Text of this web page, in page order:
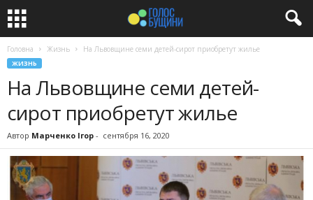
Головна Жизнь На Львовщине семи детей-сирот приобретут жилье
ЖИЗНЬ
На Львовщине семи детей-
сирот приобретут жилье
Автор Марченко Ігор - сентября 16, 2020